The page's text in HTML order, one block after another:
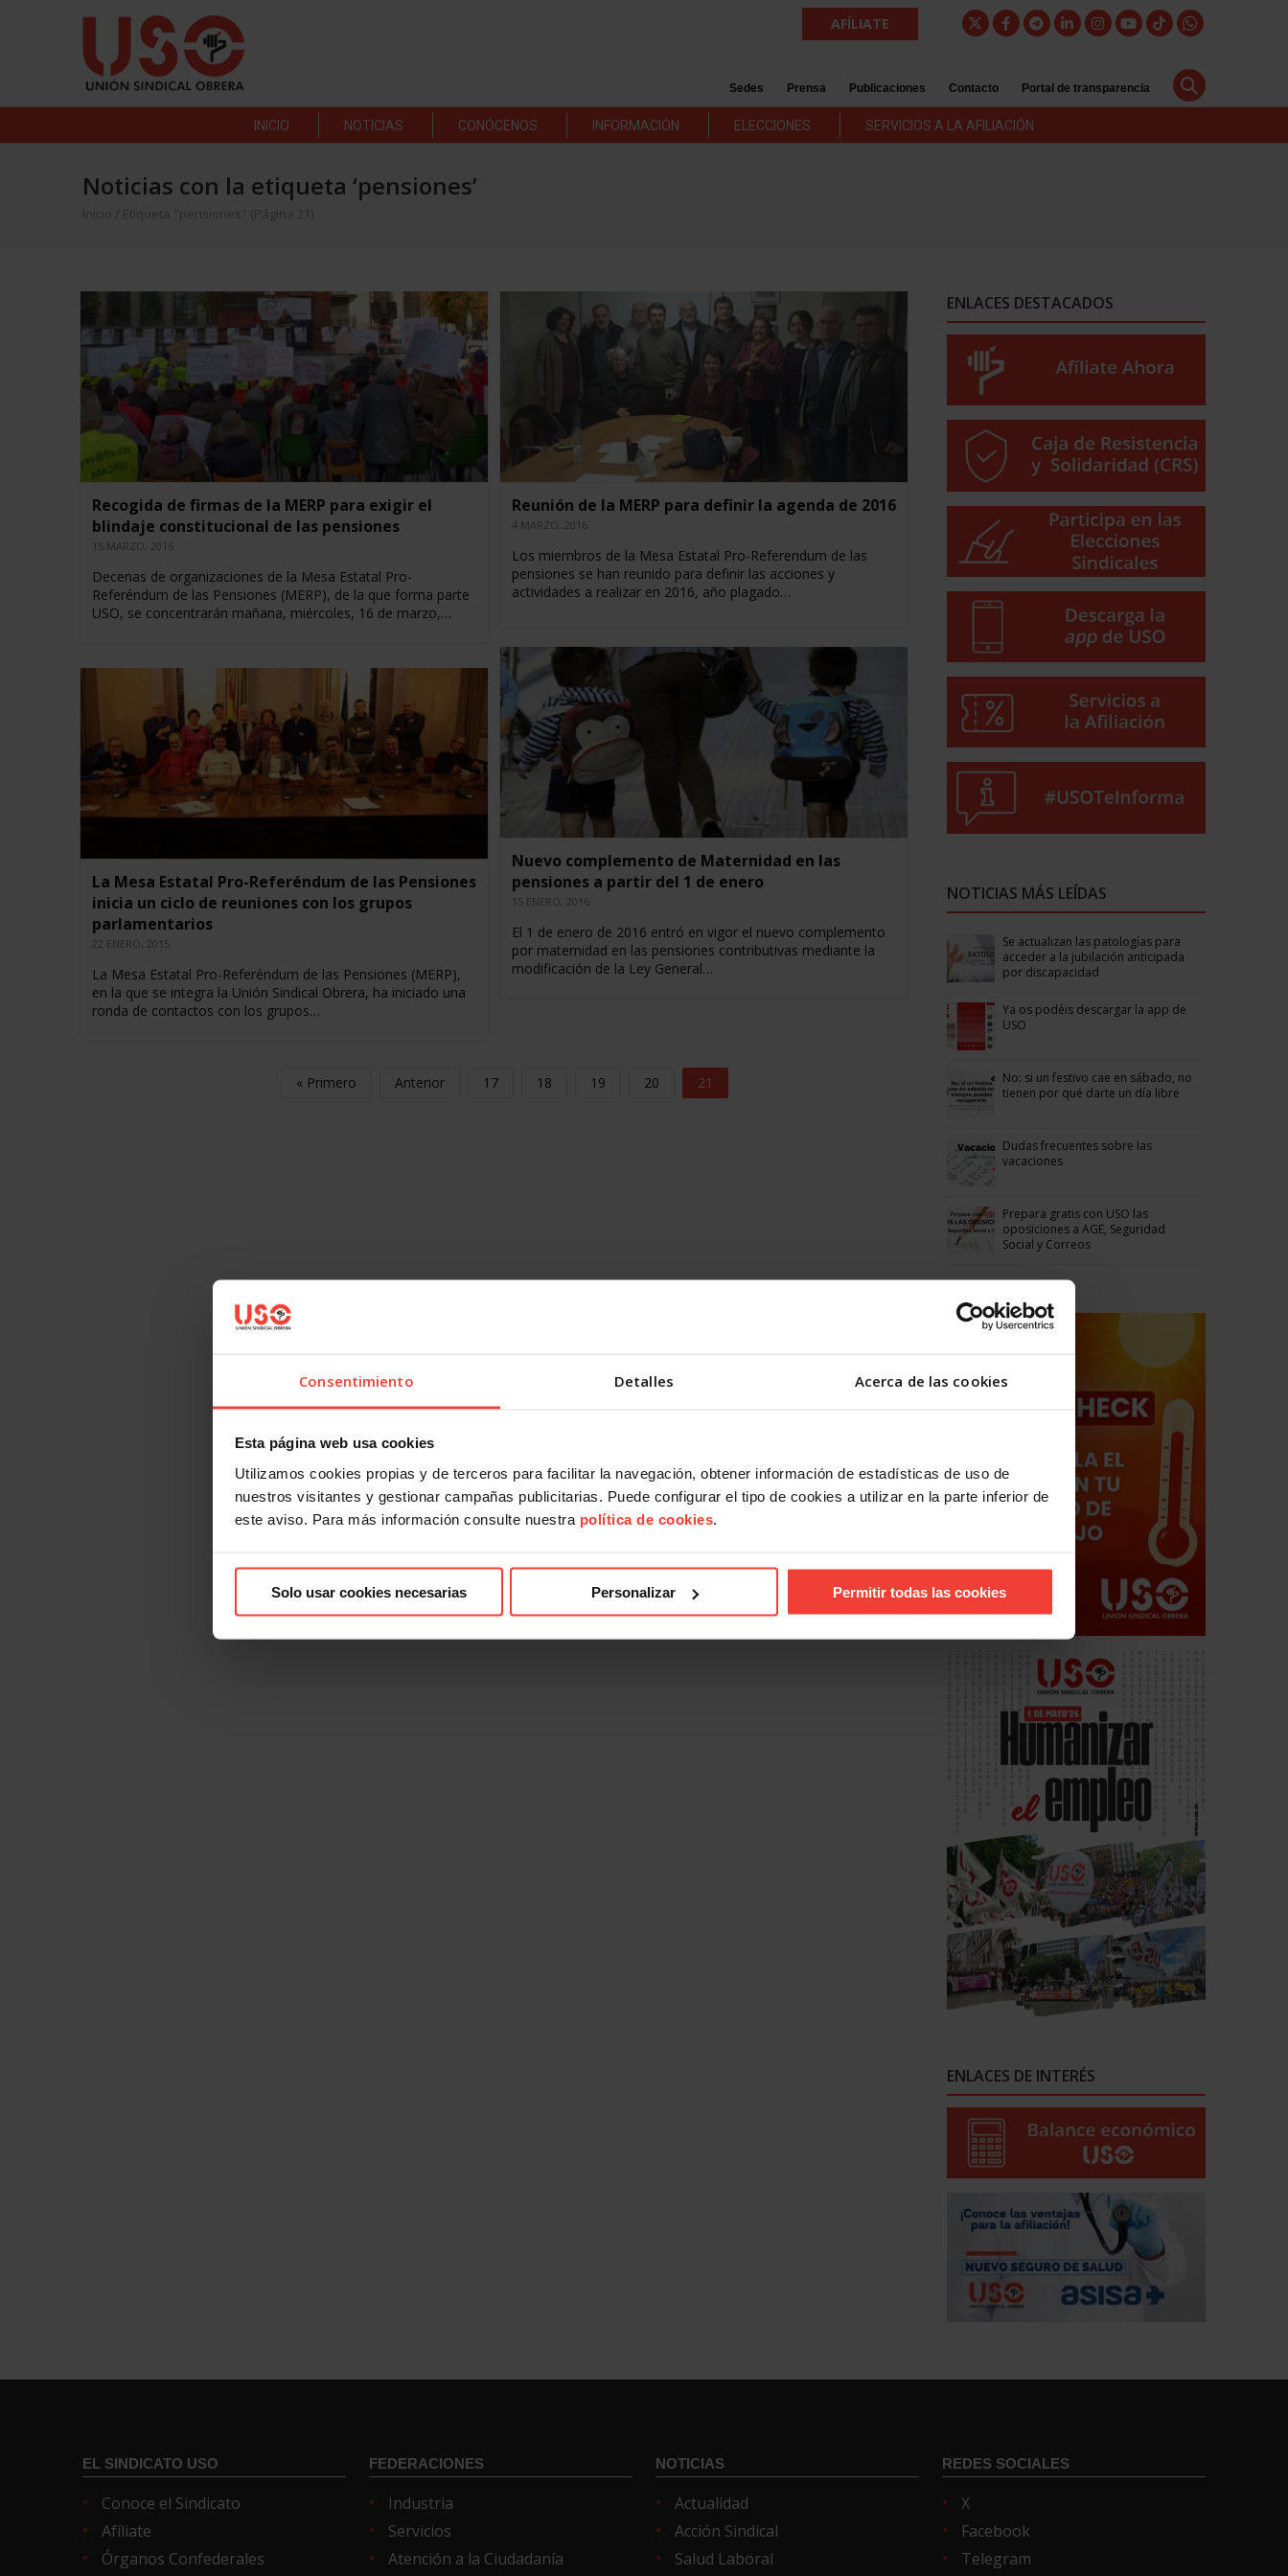
Consentimiento Detalles Acerca de las cookies
Esta página web usa cookies
Utilizamos cookies propias y de terceros para facilitar la navegación, obtener información de estadísticas de uso de
nuestros visitantes y gestionar campañas publicitarias. Puede configurar el tipo de cookies a utilizar en la parte inferior de
este aviso. Para más información consulte nuestra política de cookies.
Solo usar cookies necesarias Personalizar Permitir todas las cookies
AFÍLIATE
Sedes Prensa Publicaciones Contacto Portal de transparencia
INICIO NOTICIAS CONÓCENOS INFORMACIÓN ELECCIONES SERVICIOS A LA AFILIACIÓN
Noticias con la etiqueta ‘pensiones’
Inicio Etiqueta "pensiones" (Página 21)
Recogida de firmas de la MERP para exigir el
blindaje constitucional de las pensiones
15 MARZO, 2016
Decenas de organizaciones de la Mesa Estatal Pro-
Referéndum de las Pensiones (MERP), de la que forma parte
USO, se concentrarán mañana, miércoles, 16 de marzo,…
Reunión de la MERP para definir la agenda de 2016
4 MARZO, 2016
Los miembros de la Mesa Estatal Pro-Referendum de las
pensiones se han reunido para definir las acciones y
actividades a realizar en 2016, año plagado…
Nuevo complemento de Maternidad en las
pensiones a partir del 1 de enero
15 ENERO, 2016
El 1 de enero de 2016 entró en vigor el nuevo complemento
por maternidad en las pensiones contributivas mediante la
modificación de la Ley General…
La Mesa Estatal Pro-Referéndum de las Pensiones
inicia un ciclo de reuniones con los grupos
parlamentarios
22 ENERO, 2015
La Mesa Estatal Pro-Referéndum de las Pensiones (MERP),
en la que se integra la Unión Sindical Obrera, ha iniciado una
ronda de contactos con los grupos…
« Primero Anterior 17 18 19 20 21
ENLACES DESTACADOS
NOTICIAS MÁS LEÍDAS
Se actualizan las patologías para
acceder a la jubilación anticipada
por discapacidad
Ya os podéis descargar la app de
USO
No: si un festivo cae en sábado, no
tienen por qué darte un día libre
Dudas frecuentes sobre las
vacaciones
Prepara gratis con USO las
oposiciones a AGE, Seguridad
Social y Correos
ENLACES DE INTERÉS
EL SINDICATO USO
Conoce el Sindicato
Afíliate
Órganos Confederales
FEDERACIONES
Industria
Servicios
Atención a la Ciudadanía
NOTICIAS
Actualidad
Acción Sindical
Salud Laboral
REDES SOCIALES
X
Facebook
Telegram